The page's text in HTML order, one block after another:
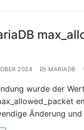
2024 MARIADB
wurde der
Änderung